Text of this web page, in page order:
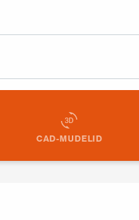
CAD-MUDELID